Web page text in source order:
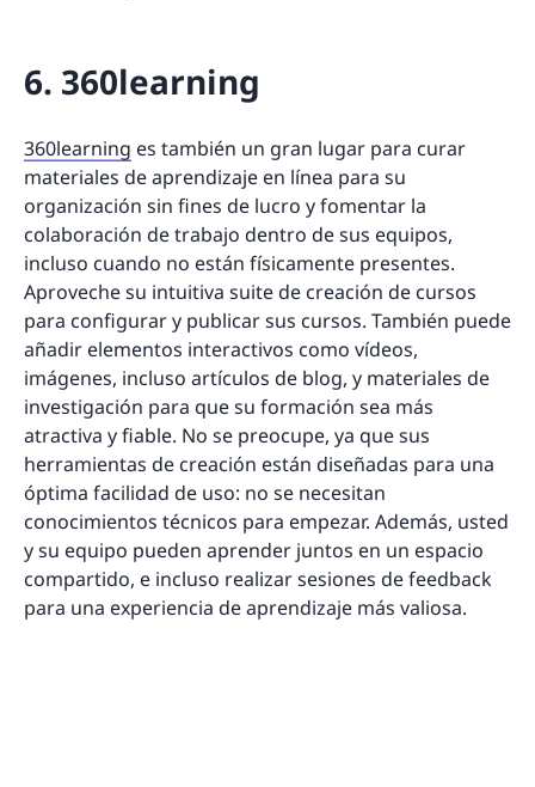
6. 360learning
360learning es también un gran lugar para curar
materiales de aprendizaje en línea para su
organización sin fines de lucro y fomentar la
colaboración de trabajo dentro de sus equipos,
incluso cuando no están físicamente presentes.
Aproveche su intuitiva suite de creación de cursos
para configurar y publicar sus cursos. También puede
añadir elementos interactivos como vídeos,
imágenes, incluso artículos de blog, y materiales de
investigación para que su formación sea más
atractiva y fiable. No se preocupe, ya que sus
herramientas de creación están diseñadas para una
óptima facilidad de uso: no se necesitan
conocimientos técnicos para empezar. Además, usted
y su equipo pueden aprender juntos en un espacio
compartido, e incluso realizar sesiones de feedback
para una experiencia de aprendizaje más valiosa.